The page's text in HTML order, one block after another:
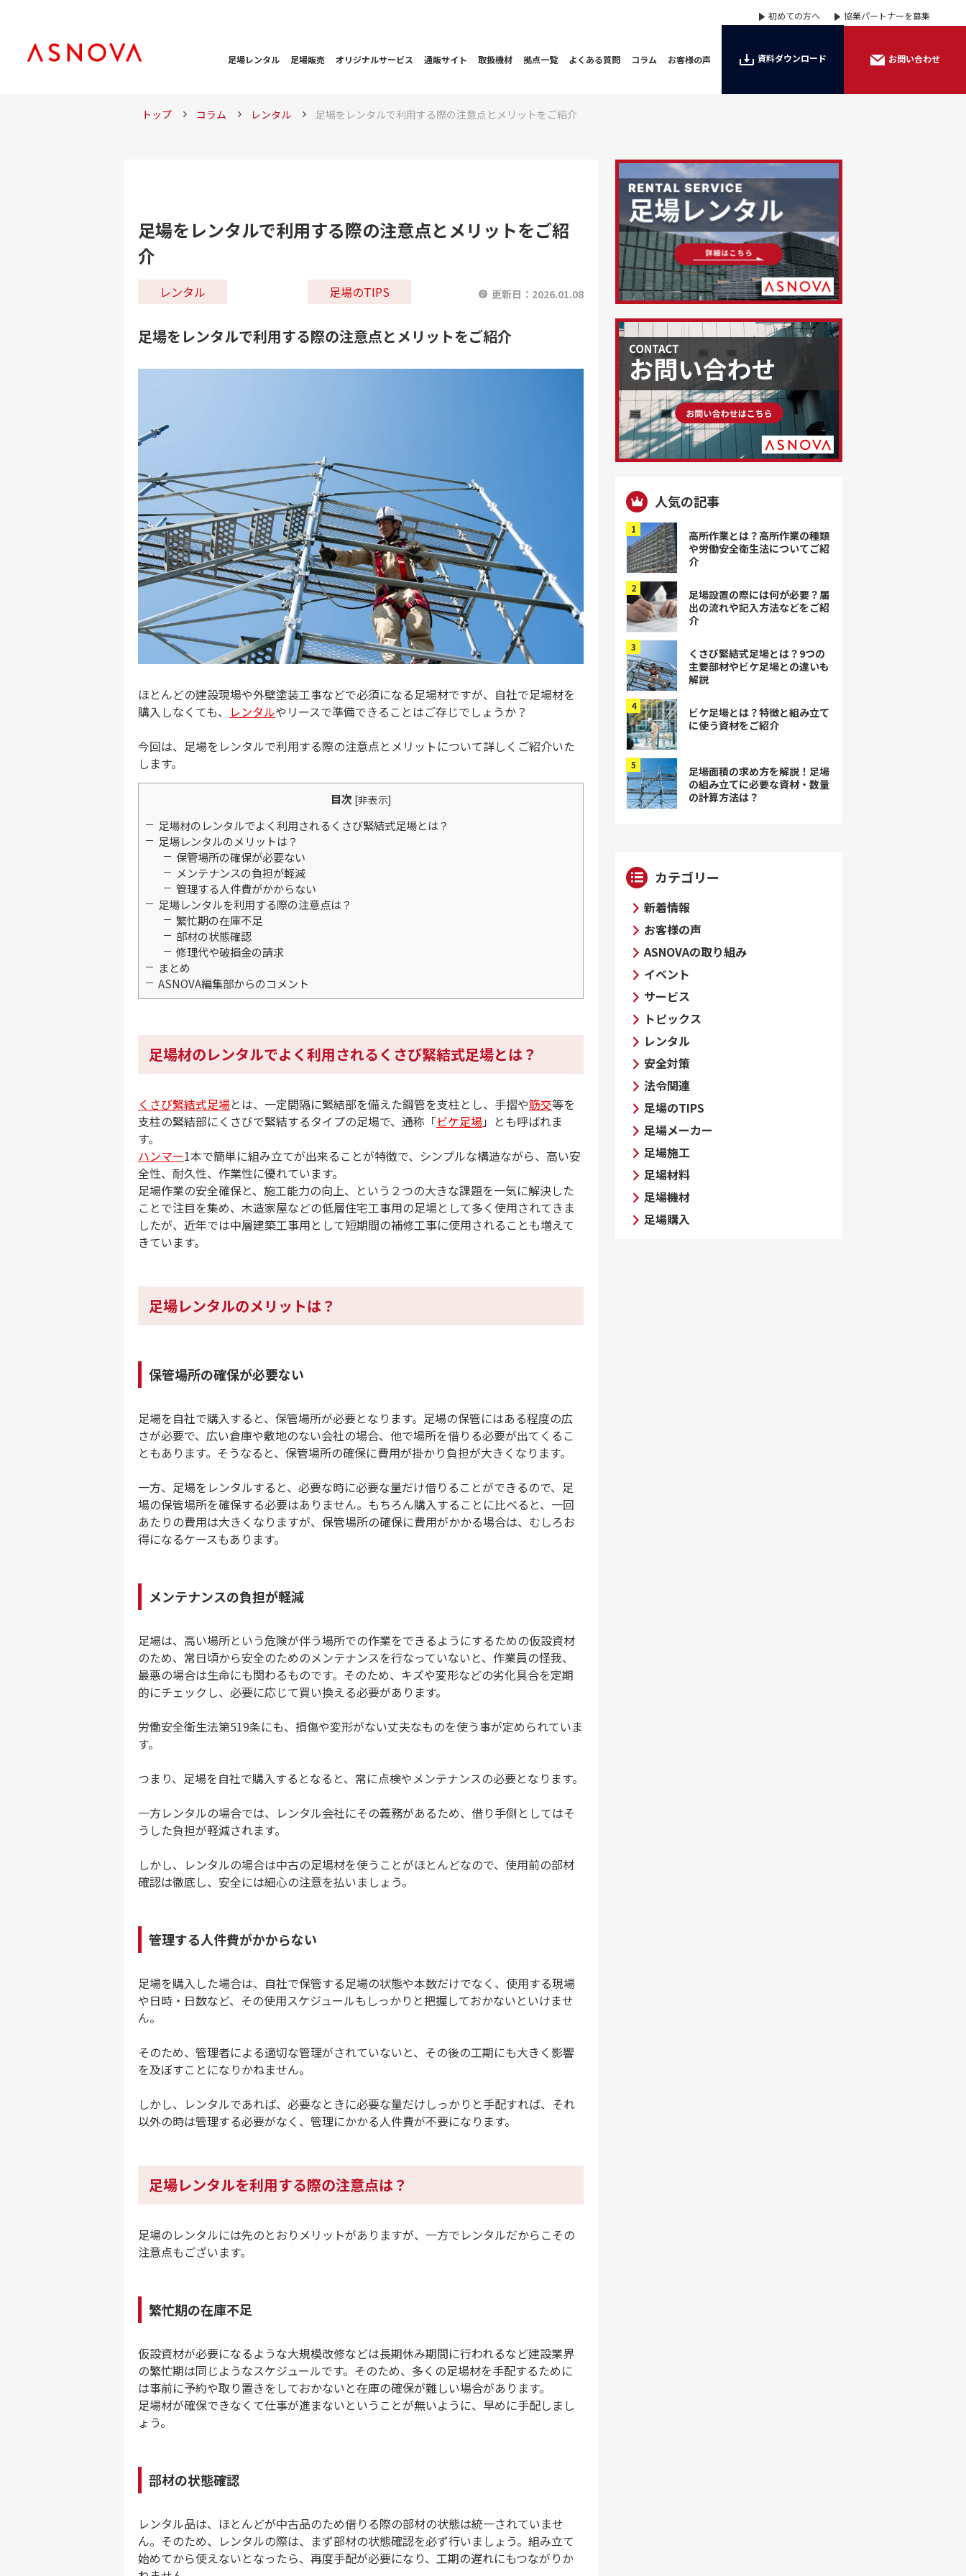
初めての方へ 協業パートナーを募集
足場レンタル 足場販売 オリジナルサービス 通販サイト 取扱機材 拠点一覧 よくある質問 コラム お客様の声 資料ダウンロード お問い合わせ
トップ コラム レンタル 足場をレンタルで利用する際の注意点とメリットをご紹介
足場をレンタルで利用する際の注意点とメリットをご紹
介
レンタル 足場のTIPS 更新日： 2026.01.08
足場をレンタルで利用する際の注意点とメリットをご紹介
ほとんどの建設現場や外壁塗装工事などで必須になる足場材ですが、自社で足場材を
購入しなくても、 レンタルやリースで準備できることはご存じでしょうか？
今回は、足場をレンタルで利用する際の注意点とメリットについて詳しくご紹介いた
します。
目次 [非表示]
足場材のレンタルでよく利用されるくさび緊結式足場とは？
足場レンタルのメリットは？
保管場所の確保が必要ない
メンテナンスの負担が軽減
管理する人件費がかからない
足場レンタルを利用する際の注意点は？
繁忙期の在庫不足
部材の状態確認
修理代や破損金の請求
まとめ
ASNOVA編集部からのコメント
足場材のレンタルでよく利用されるくさび緊結式足場とは？
くさび緊結式足場とは、一定間隔に緊結部を備えた鋼管を支柱とし、手摺や筋交等を
支柱の緊結部にくさびで緊結するタイプの足場で、通称「ビケ足場 」とも呼ばれま
す。
ハンマー1本で簡単に組み立てが出来ることが特徴で、シンプルな構造ながら、高い安
全性、耐久性、作業性に優れています。
足場作業の安全確保と、施工能力の向上、という２つの大きな課題を一気に解決した
ことで注目を集め、木造家屋などの低層住宅工事用の足場として多く使用されてきま
したが、近年では中層建築工事用として短期間の補修工事に使用されることも増えて
きています。
足場レンタルのメリットは？
保管場所の確保が必要ない
足場を自社で購入すると、保管場所が必要となります。足場の保管にはある程度の広
さが必要で、広い倉庫や敷地のない会社の場合、他で場所を借りる必要が出てくるこ
ともあります。そうなると、保管場所の確保に費用が掛かり負担が大きくなります。
一方、足場をレンタルすると、必要な時に必要な量だけ借りることができるので、足
場の保管場所を確保する必要はありません。もちろん購入することに比べると、一回
あたりの費用は大きくなりますが、保管場所の確保に費用がかかる場合は、むしろお
得になるケースもあります。
メンテナンスの負担が軽減
足場は、高い場所という危険が伴う場所での作業をできるようにするための仮設資材
のため、常日頃から安全のためのメンテナンスを行なっていないと、作業員の怪我、
最悪の場合は生命にも関わるものです。そのため、キズや変形などの劣化具合を定期
的にチェックし、必要に応じて買い換える必要があります。
労働安全衛生法第519条にも、損傷や変形がない丈夫なものを使う事が定められていま
す。
つまり、足場を自社で購入するとなると、常に点検やメンテナンスの必要となります。
一方レンタルの場合では、レンタル会社にその義務があるため、借り手側としてはそ
うした負担が軽減されます。
しかし、レンタルの場合は中古の足場材を使うことがほとんどなので、使用前の部材
確認は徹底し、安全には細心の注意を払いましょう。
管理する人件費がかからない
足場を購入した場合は、自社で保管する足場の状態や本数だけでなく、使用する現場
や日時・日数など、その使用スケジュールもしっかりと把握しておかないといけませ
ん。
そのため、管理者による適切な管理がされていないと、その後の工期にも大きく影響
を及ぼすことになりかねません。
しかし、レンタルであれば、必要なときに必要な量だけしっかりと手配すれば、それ
以外の時は管理する必要がなく、管理にかかる人件費が不要になります。
足場レンタルを利用する際の注意点は？
足場のレンタルには先のとおりメリットがありますが、一方でレンタルだからこその
注意点もございます。
繁忙期の在庫不足
仮設資材が必要になるような大規模改修などは長期休み期間に行われるなど建設業界
の繁忙期は同じようなスケジュールです。そのため、多くの足場材を手配するために
は事前に予約や取り置きをしておかないと在庫の確保が難しい場合があります。
足場材が確保できなくて仕事が進まないということが無いように、早めに手配しまし
ょう。
部材の状態確認
レンタル品は、ほとんどが中古品のため借りる際の部材の状態は統一されていませ
ん。そのため、レンタルの際は、まず部材の状態確認を必ず行いましょう。組み立て
始めてから使えないとなったら、再度手配が必要になり、工期の遅れにもつながりか
人気の記事
高所作業とは？高所作業の種類
や労働安全衛生法についてご紹
介
足場設置の際には何が必要？届
出の流れや記入方法などをご紹
介
くさび緊結式足場とは？9つの
主要部材やビケ足場との違いも
解説
ビケ足場とは？特徴と組み立て
に使う資材をご紹介
足場面積の求め方を解説！足場
の組み立てに必要な資材・数量
の計算方法は？
カテゴリー
新着情報
お客様の声
ASNOVAの取り組み
イベント
サービス
トピックス
レンタル
安全対策
法令関連
足場のTIPS
足場メーカー
足場施工
足場材料
足場機材
足場購入